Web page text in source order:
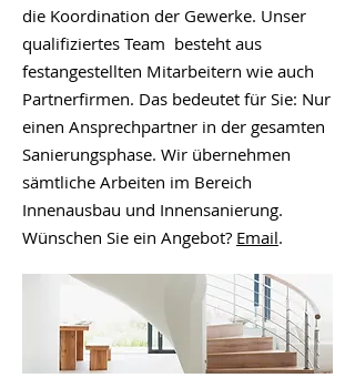
die Koordination der Gewerke. Unser
qualifiziertes Team besteht aus
festangestellten Mitarbeitern wie auch
Partnerfirmen. Das bedeutet für Sie: Nur
einen Ansprechpartner in der gesamten
Sanierungsphase. Wir übernehmen
sämtliche Arbeiten im Bereich
Innenausbau und Innensanierung.
Wünschen Sie ein Angebot? Email.